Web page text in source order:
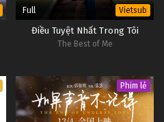
Full Vietsub
Điều Tuyệt Nhất Trong Tôi
The Best of Me
Phim lẻ